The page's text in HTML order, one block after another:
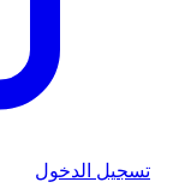
تسجيل الدخول